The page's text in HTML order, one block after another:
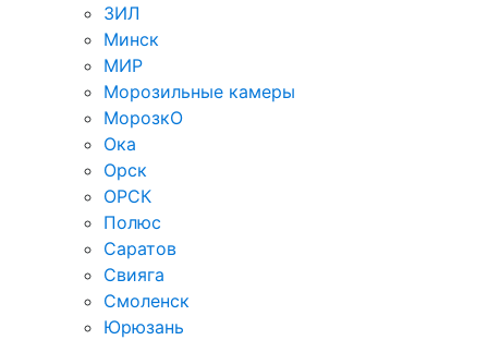
ЗИЛ
Минск
МИР
Морозильные камеры
МорозкО
Ока
Орск
ОРСК
Полюс
Саратов
Свияга
Смоленск
Юрюзань